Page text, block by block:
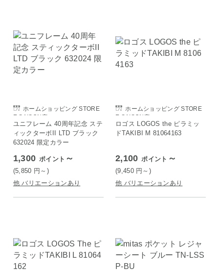
ホームショッピング STORE
E SAISON店
ユニフレーム 40周年記念 ステ
ィックターボII LTD ブラック
632024 限定カラー
1,300 ポイント ～
(5,850 円 ～)
他 バリエーションあり
ホームショッピング STORE
E SAISON店
ロゴス LOGOS the ピラミッ
ドTAKIBI M 81064163
2,100 ポイント ～
(9,450 円 ～)
他 バリエーションあり